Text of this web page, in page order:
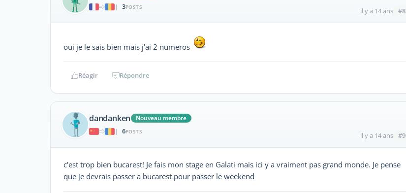
|
3POSTS il y a 14 ans #8
oui je le sais bien mais j'ai 2 numeros
Réagir Répondre
dandanken
Nouveau membre
|
6POSTS il y a 14 ans #9
c'est trop bien bucarest! Je fais mon stage en Galati mais ici y a vraiment pas grand monde. Je pense
que je devrais passer a bucarest pour passer le weekend